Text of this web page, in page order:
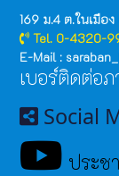
169 ม.4 ต.ในเมือ
Tel. 0-4320-
E-Mail :
เบอร์ติดต่อภ
Social
ประช